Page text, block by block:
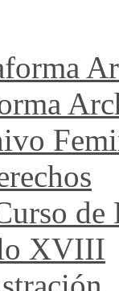
de
XVIII